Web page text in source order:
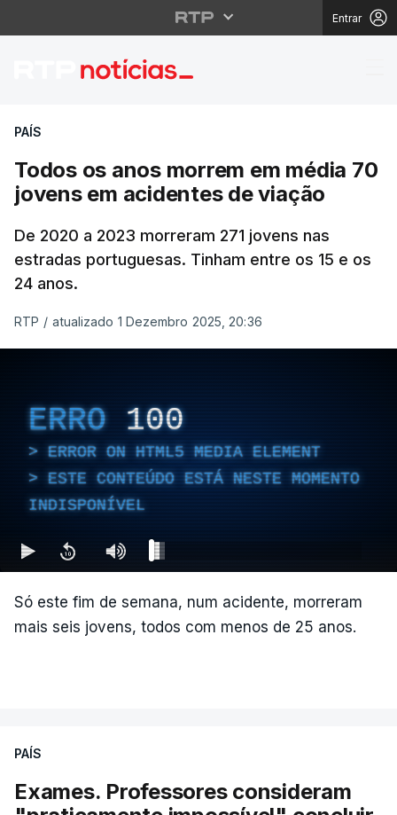
Entrar
Todos os anos
PAÍS
Todos os anos morrem em média 70
jovens em acidentes de viação
De 2020 a 2023 morreram 271 jovens nas
estradas portuguesas. Tinham entre os 15 e os
24 anos.
RTP / atualizado 1 Dezembro 2025, 20:36
ERRO 100
ERROR ON HTML5 MEDIA ELEMENT
ESTE CONTEÚDO ESTÁ NESTE MOMENTO
INDISPONÍVEL
Só este fim de semana, num acidente, morreram
mais seis jovens, todos com menos de 25 anos.
PAÍS
Exames. Professores consideram